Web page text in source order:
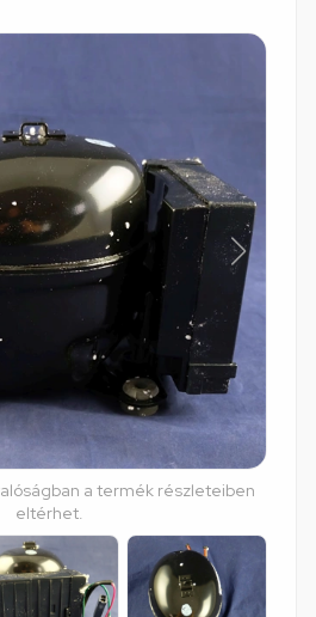
a termék részleteiben
eltérhet.